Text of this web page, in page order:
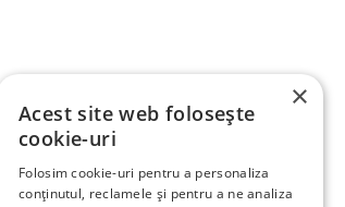
×
Acest site web folosește
cookie-uri
Folosim cookie-uri pentru a personaliza
conținutul, reclamele și pentru a ne analiza